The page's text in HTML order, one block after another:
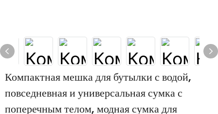
Компактная мешка для бутылки с водой,
повседневная и универсальная сумка с
поперечным телом, модная сумка для